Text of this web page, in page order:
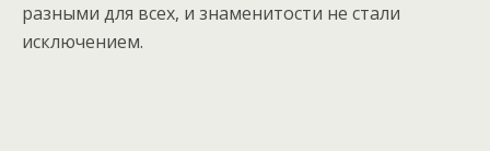
разными для всех, и знаменитости не стали
исключением.